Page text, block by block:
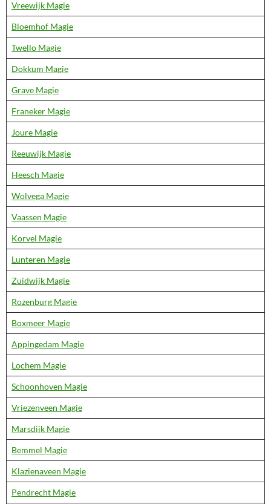
Vreewijk Magie
Bloemhof Magie
Twello Magie
Dokkum Magie
Grave Magie
Franeker Magie
Joure Magie
Reeuwijk Magie
Heesch Magie
Wolvega Magie
Vaassen Magie
Korvel Magie
Lunteren Magie
Zuidwijk Magie
Rozenburg Magie
Boxmeer Magie
Appingedam Magie
Lochem Magie
Schoonhoven Magie
Vriezenveen Magie
Marsdijk Magie
Bemmel Magie
Klazienaveen Magie
Pendrecht Magie